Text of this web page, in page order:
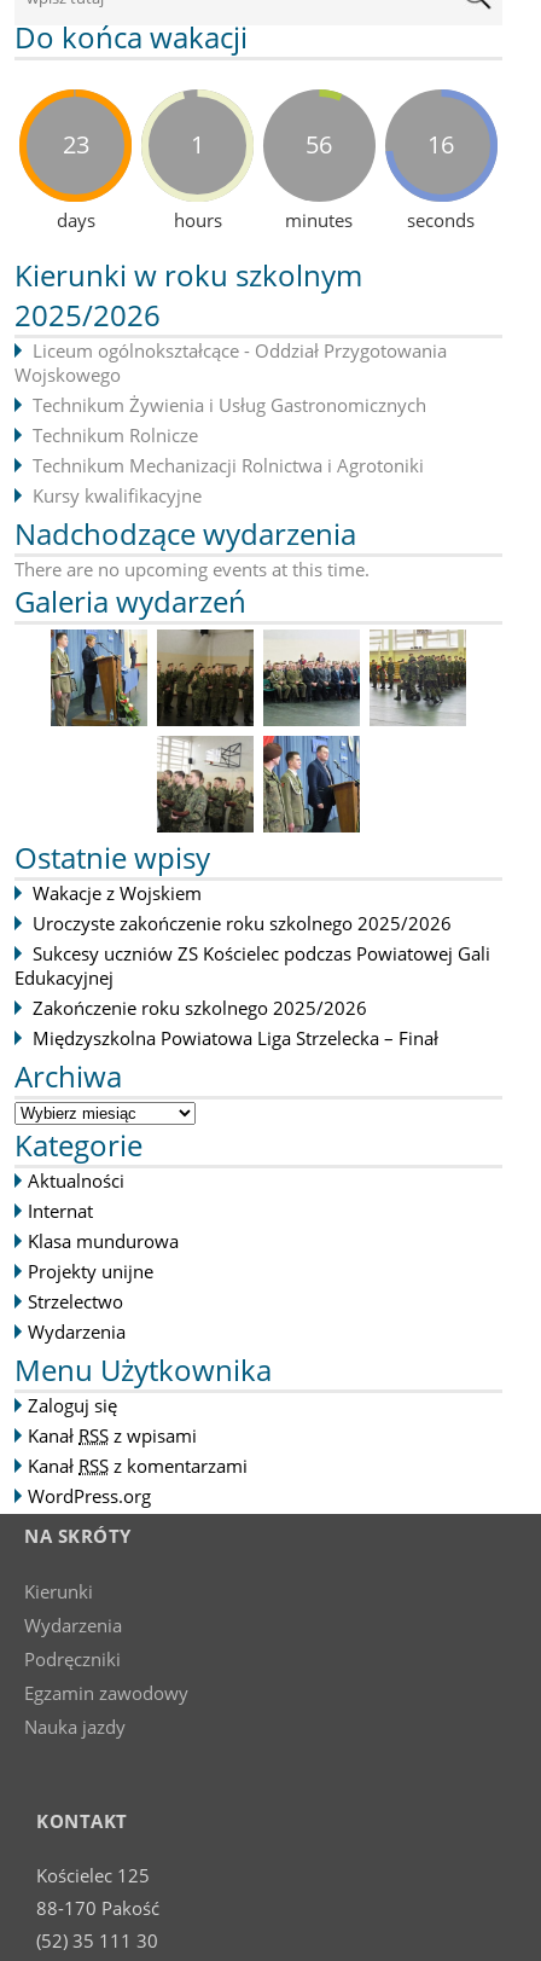
Do końca wakacji
23
days
1
hours
56
minutes
16
seconds
Kierunki w roku szkolnym
2025/2026
Liceum ogólnokształcące - Oddział Przygotowania
Wojskowego
Technikum Żywienia i Usług Gastronomicznych
Technikum Rolnicze
Technikum Mechanizacji Rolnictwa i Agrotoniki
Kursy kwalifikacyjne
Nadchodzące wydarzenia
There are no upcoming events at this time.
Galeria wydarzeń
Ostatnie wpisy
Wakacje z Wojskiem
Uroczyste zakończenie roku szkolnego 2025/2026
Sukcesy uczniów ZS Kościelec podczas Powiatowej Gali
Edukacyjnej
Zakończenie roku szkolnego 2025/2026
Międzyszkolna Powiatowa Liga Strzelecka – Finał
Archiwa
Kategorie
Aktualności
Internat
Klasa mundurowa
Projekty unijne
Strzelectwo
Wydarzenia
Menu Użytkownika
Zaloguj się
Kanał RSS z wpisami
Kanał RSS z komentarzami
WordPress.org
NA SKRÓTY
Kierunki
Wydarzenia
Podręczniki
Egzamin zawodowy
Nauka jazdy
KONTAKT
Kościelec 125
88-170 Pakość
(52) 35 111 30